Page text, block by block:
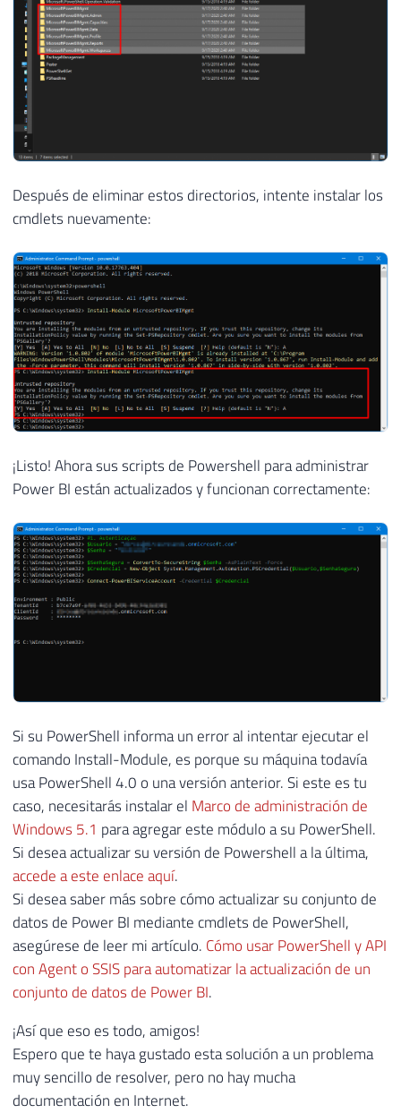
Después de eliminar estos directorios, intente instalar los
cmdlets nuevamente:
¡Listo! Ahora sus scripts de Powershell para administrar
Power BI están actualizados y funcionan correctamente:
Si su PowerShell informa un error al intentar ejecutar el
comando Install-Module, es porque su máquina todavía
usa PowerShell 4.0 o una versión anterior. Si este es tu
caso, necesitarás instalar el Marco de administración de
Windows 5.1 para agregar este módulo a su PowerShell.
Si desea actualizar su versión de Powershell a la última,
accede a este enlace aquí.
Si desea saber más sobre cómo actualizar su conjunto de
datos de Power BI mediante cmdlets de PowerShell,
asegúrese de leer mi artículo. Cómo usar PowerShell y API
con Agent o SSIS para automatizar la actualización de un
conjunto de datos de Power BI.
¡Así que eso es todo, amigos!
Espero que te haya gustado esta solución a un problema
muy sencillo de resolver, pero no hay mucha
documentación en Internet.